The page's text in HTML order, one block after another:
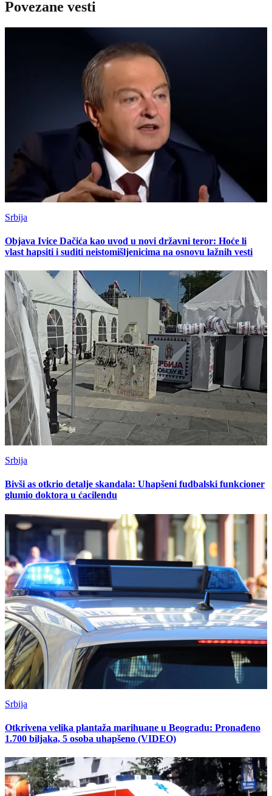
Povezane vesti
Srbija
Objava Ivice Dačića kao uvod u novi državni teror: Hoće li
vlast hapsiti i suditi neistomišljenicima na osnovu lažnih vesti
Srbija
Bivši as otkrio detalje skandala: Uhapšeni fudbalski funkcioner
glumio doktora u ćacilendu
Srbija
Otkrivena velika plantaža marihuane u Beogradu: Pronađeno
1.700 biljaka, 5 osoba uhapšeno (VIDEO)